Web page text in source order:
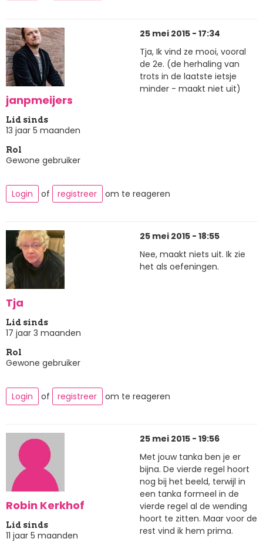
janpmeijers
Lid sinds
13 jaar 5 maanden
Rol
Gewone gebruiker
25 mei 2015 - 17:34
Tja, Ik vind ze mooi, vooral
de 2e. (de herhaling van
trots in de laatste ietsje
minder - maakt niet uit)
Login of registreer om te reageren
Tja
Lid sinds
17 jaar 3 maanden
Rol
Gewone gebruiker
25 mei 2015 - 18:55
Nee, maakt niets uit. Ik zie
het als oefeningen.
Login of registreer om te reageren
Robin Kerkhof
Lid sinds
11 jaar 5 maanden
25 mei 2015 - 19:56
Met jouw tanka ben je er
bijna. De vierde regel hoort
nog bij het beeld, terwijl in
een tanka formeel in de
vierde regel al de wending
hoort te zitten. Maar voor de
rest vind ik hem prima.